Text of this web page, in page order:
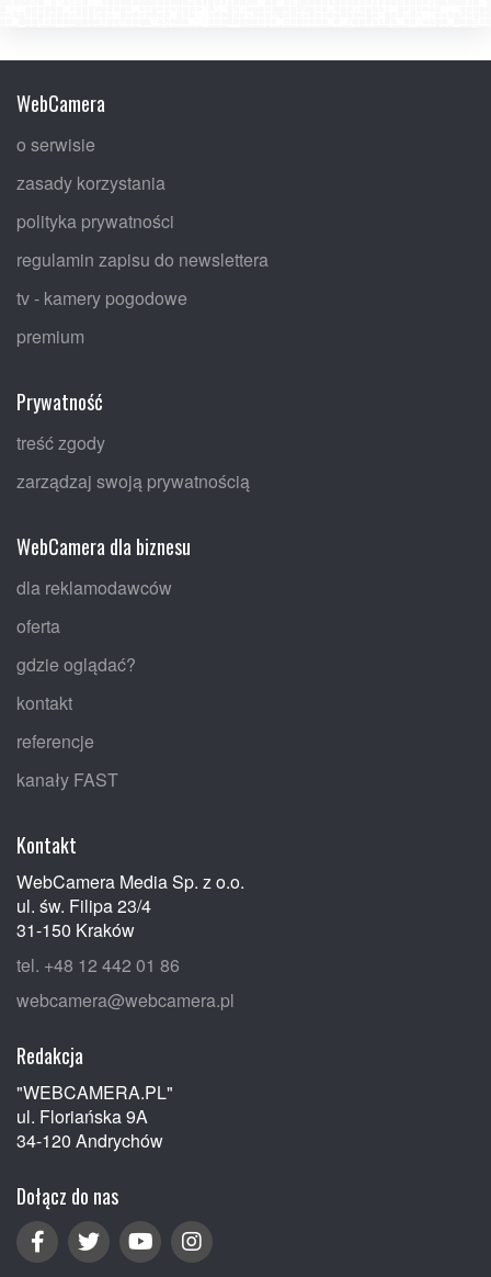
WebCamera
o serwisie
zasady korzystania
polityka prywatności
regulamin zapisu do newslettera
tv - kamery pogodowe
premium
Prywatność
treść zgody
zarządzaj swoją prywatnością
WebCamera dla biznesu
dla reklamodawców
oferta
gdzie oglądać?
kontakt
referencje
kanały FAST
Kontakt
WebCamera Media Sp. z o.o.
ul. św. Filipa 23/4
31-150 Kraków
tel. +48 12 442 01 86
webcamera@webcamera.pl
Redakcja
"WEBCAMERA.PL"
ul. Floriańska 9A
34-120 Andrychów
Dołącz do nas